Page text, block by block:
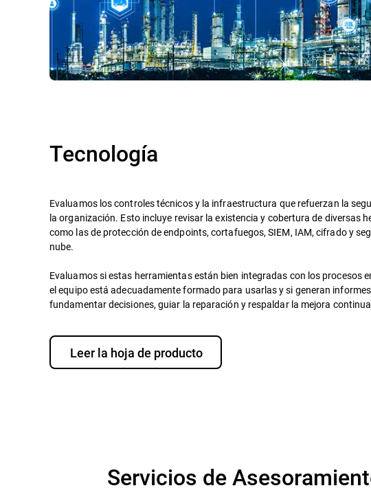
Tecnología
Evaluamos los controles técnicos y la infraestructura que refuerzan la
la organización. Esto incluye revisar la existencia y cobertura de diversas
como las de protección de endpoints, cortafuegos, SIEM, IAM, cifrado y
nube.
Evaluamos si estas herramientas están bien integradas con los procesos
el equipo está adecuadamente formado para usarlas y si generan
fundamentar decisiones, guiar la reparación y respaldar la mejora
Leer la hoja de producto
Servicios de